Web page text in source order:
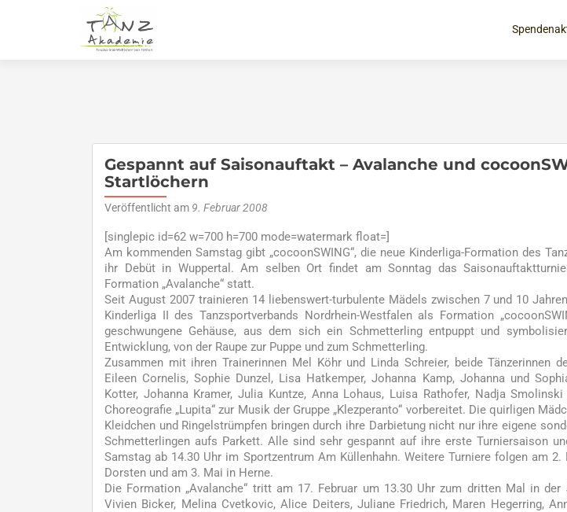
Inhalt
Gespannt auf Saisonauftakt – Avalanche und
Startlöchern
Veröffentlicht am 9. Februar 2008
[singlepic id=62 w=700 h=700 mode=watermark float=]
Am kommenden Samstag gibt „cocoonSWING“, die neue Kinderliga-Formation des
ihr Debüt in Wuppertal. Am selben Ort findet am Sonntag das
Formation „Avalanche“ statt.
Seit August 2007 trainieren 14 liebenswert-turbulente Mädels zwischen 7 und 10
Kinderliga II des Tanzsportverbands Nordrhein-Westfalen als Formation
geschwungene Gehäuse, aus dem sich ein Schmetterling entpuppt und
Entwicklung, von der Raupe zur Puppe und zum Schmetterling.
Zusammen mit ihren Trainerinnen Mel Köhr und Linda Schreier, beide Tänzerinnen
Eileen Cornelis, Sophie Dunzel, Lisa Hatkemper, Johanna Kamp, Johanna und
Kotter, Johanna Kramer, Julia Kuntze, Anna Lohaus, Luisa Rathofer, Nadja
Choreografie „Lupita“ zur Musik der Gruppe „Klezperanto“ vorbereitet. Die quirligen
Kleidchen und Ringelstrümpfen bringen durch ihre Darbietung nicht nur ihre eigene
Schmetterlingen aufs Parkett. Alle sind sehr gespannt auf ihre erste Turniersaison
Samstag ab 14.30 Uhr im Sportzentrum Am Küllenhahn. Weitere Turniere folgen am
Dorsten und am 3. Mai in Herne.
Die Formation „Avalanche“ tritt am 17. Februar um 13.30 Uhr zum dritten Mal in der
Vivien Bicker, Melina Cvetkovic, Alice Deiters, Juliane Friedrich, Maren Hegerring,